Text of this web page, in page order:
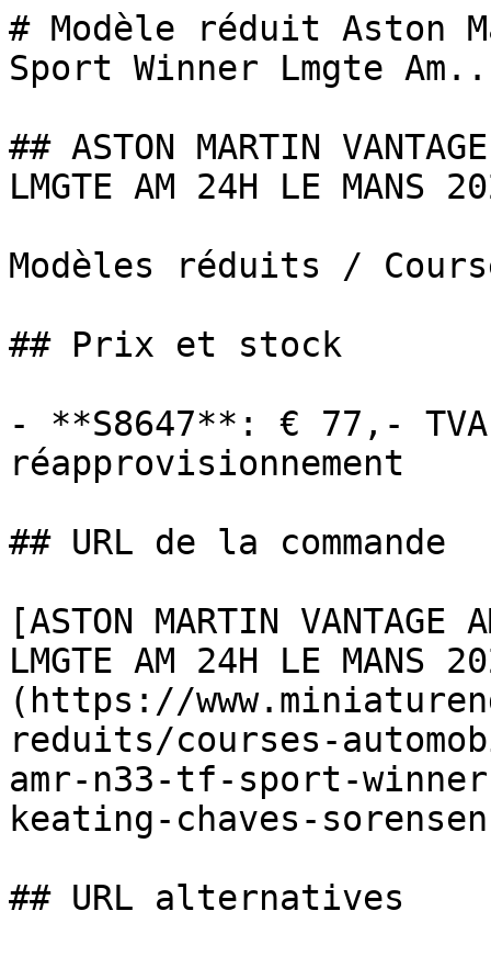
# Modèle réduit Aston
Sport Winner Lmgte
## ASTON MARTIN
LMGTE AM 24H LE MANS
Modèles réduits /
## Prix et stock
- **S8647**: € 77,-
réapprovisionnement
## URL de la commande
[ASTON MARTIN VANTAGE
LMGTE AM 24H LE MANS
(https://
reduits/courses-
amr-n33-tf-sport-
keating-chaves-
## URL alternatives